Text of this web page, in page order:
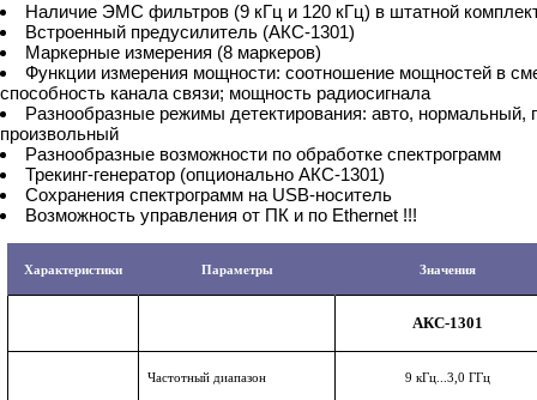
Наличие ЭМС фильтров (9 кГц и 120 кГц) в штатной
Встроенный предусилитель (АКС-1301)
Маркерные измерения (8 маркеров)
Функции измерения мощности: соотношение мощностей в
способность канала связи; мощность радиосигнала
Разнообразные режимы детектирования: авто, нормальный,
произвольный
Разнообразные возможности по обработке спектрограмм
Трекинг-генератор (опционально АКС-1301)
Сохранения спектрограмм на USB-носитель
Возможность управления от ПК и по Ethernet !!!
Характеристики Параметры Значения
АКС-1301
Частотный диапазон 9 кГц...3,0 ГГц